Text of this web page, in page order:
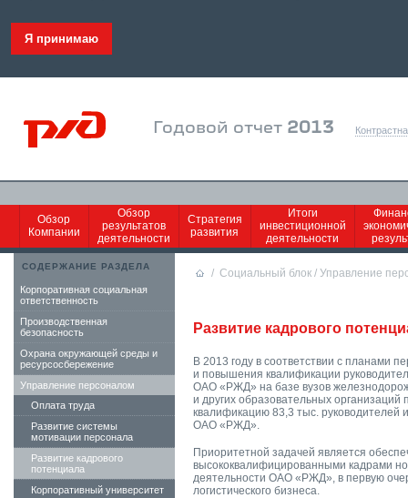
Я принимаю
Годовой отчет 2013
Обзор
Компании
Обзор
результатов
деятельности
Стратегия
развития
Итоги
инвестиционной
деятельности
СОДЕРЖАНИЕ РАЗДЕЛА
Корпоративная социальная
ответственность
Производственная
безопасность
Охрана окружающей среды и
ресурсосбережение
Управление персоналом
Оплата труда
Развитие системы
мотивации персонала
Развитие кадрового
потенциала
Корпоративный университет
/ Социальный блок / Управление
Развитие кадрового
В 2013 году в соответствии с планами
и повышения квалификации
ОАО «РЖД» на базе вузов
и других образовательных организаций
квалификацию 83,3 тыс. руководителей
ОАО «РЖД».
Приоритетной задачей является
высококвалифицированными кадрами
деятельности ОАО «РЖД», в первую
логистического бизнеса.